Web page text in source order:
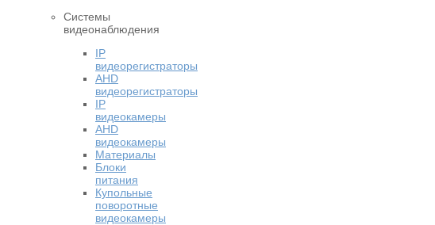
Системы
видеонаблюдения
IP
видеорегистраторы
AHD
видеорегистраторы
IP
видеокамеры
AHD
видеокамеры
Материалы
Блоки
питания
Купольные
поворотные
видеокамеры